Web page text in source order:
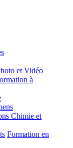
et Vidéo
à
Chimie et
Formation en